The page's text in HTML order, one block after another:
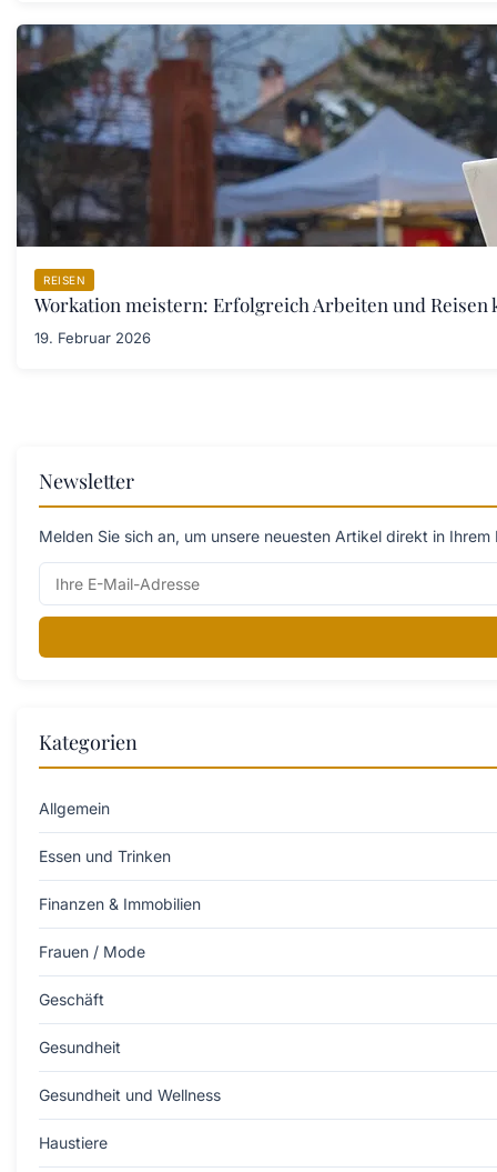
REISEN
Workation meistern: Erfolgreich Arbeiten und
19. Februar 2026
Newsletter
Melden Sie sich an, um unsere neuesten Artikel direkt in
Kategorien
Allgemein
Essen und Trinken
Finanzen & Immobilien
Frauen / Mode
Geschäft
Gesundheit
Gesundheit und Wellness
Haustiere